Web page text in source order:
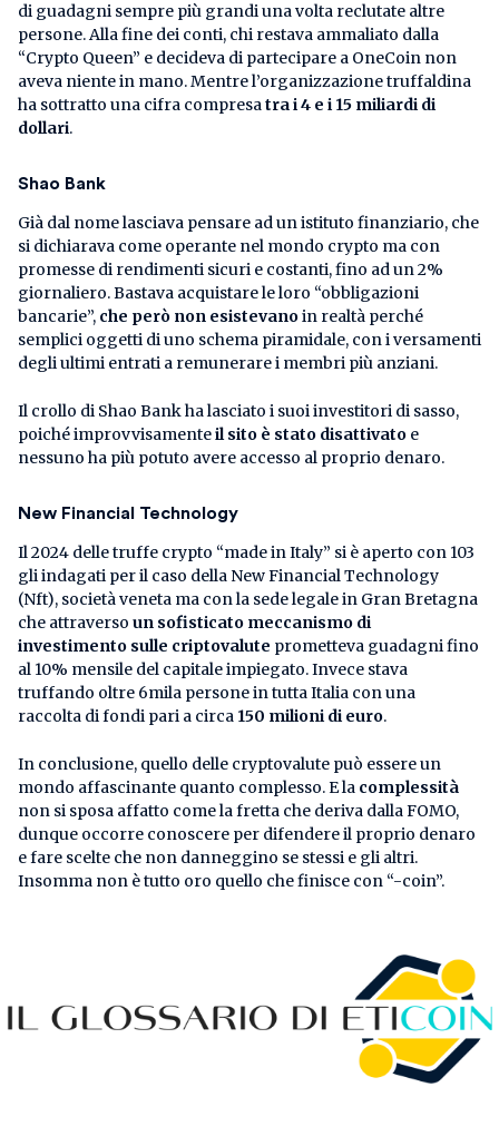
di guadagni sempre più grandi una volta reclutate altre
persone. Alla fine dei conti, chi restava ammaliato dalla
“Crypto Queen” e decideva di partecipare a OneCoin non
aveva niente in mano. Mentre l’organizzazione truffaldina
ha sottratto una cifra compresatra i 4 e i 15 miliardi di
dollari.
Shao Bank
Già dal nome lasciava pensare ad un istituto finanziario, che
si dichiarava come operante nel mondo crypto ma con
promesse di rendimenti sicuri e costanti, fino ad un 2%
giornaliero. Bastava acquistare le loro “obbligazioni
bancarie”, che però non esistevanoin realtà perché
semplici oggetti di uno schema piramidale, con i versamenti
degli ultimi entrati a remunerare i membri più anziani.
Il crollo di Shao Bank ha lasciato i suoi investitori di sasso,
poiché improvvisamenteil sito è stato disattivato e
nessuno ha più potuto avere accesso al proprio denaro.
New Financial Technology
Il 2024 delle truffe crypto “made in Italy” si è aperto con 103
gli indagati per il caso della New Financial Technology
(Nft), società veneta ma con la sede legale in Gran Bretagna
che attraverso un sofisticato meccanismo di
investimento sulle criptovalute prometteva guadagni fino
al 10% mensile del capitale impiegato. Invece stava
truffando oltre 6mila persone in tutta Italia con una
raccolta di fondi pari a circa 150 milioni di euro.
In conclusione, quello delle cryptovalute può essere un
mondo affascinante quanto complesso. E la complessità
non si sposa affatto come la fretta che deriva dalla FOMO,
dunque occorre conoscere per difendere il proprio denaro
e fare scelte che non danneggino se stessi e gli altri.
Insomma non è tutto oro quello che finisce con “-coin”.